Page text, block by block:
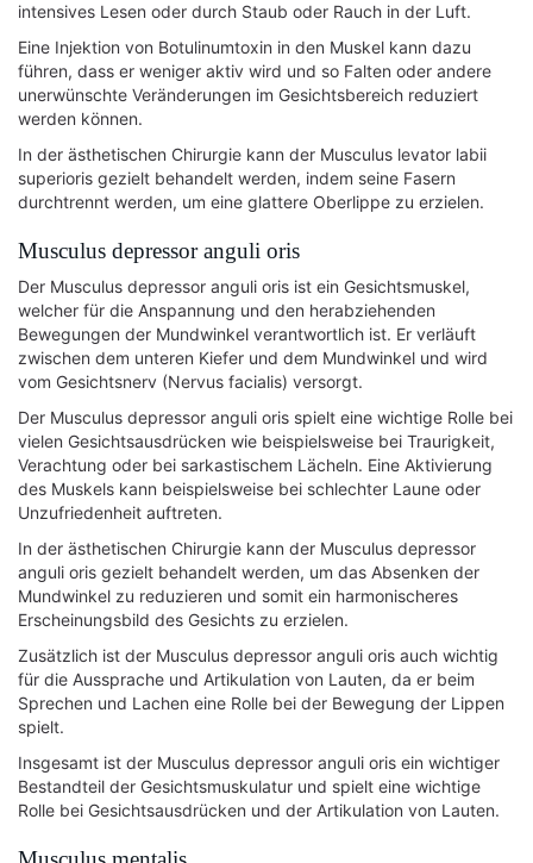
intensives Lesen oder durch Staub oder Rauch in der Luft.
Eine Injektion von Botulinumtoxin in den Muskel kann dazu
führen, dass er weniger aktiv wird und so Falten oder andere
unerwünschte Veränderungen im Gesichtsbereich reduziert
werden können.
In der ästhetischen Chirurgie kann der Musculus levator labii
superioris gezielt behandelt werden, indem seine Fasern
durchtrennt werden, um eine glattere Oberlippe zu erzielen.
Musculus depressor anguli oris
Der Musculus depressor anguli oris ist ein Gesichtsmuskel,
welcher für die Anspannung und den herabziehenden
Bewegungen der Mundwinkel verantwortlich ist. Er verläuft
zwischen dem unteren Kiefer und dem Mundwinkel und wird
vom Gesichtsnerv (Nervus facialis) versorgt.
Der Musculus depressor anguli oris spielt eine wichtige Rolle bei
vielen Gesichtsausdrücken wie beispielsweise bei Traurigkeit,
Verachtung oder bei sarkastischem Lächeln. Eine Aktivierung
des Muskels kann beispielsweise bei schlechter Laune oder
Unzufriedenheit auftreten.
In der ästhetischen Chirurgie kann der Musculus depressor
anguli oris gezielt behandelt werden, um das Absenken der
Mundwinkel zu reduzieren und somit ein harmonischeres
Erscheinungsbild des Gesichts zu erzielen.
Zusätzlich ist der Musculus depressor anguli oris auch wichtig
für die Aussprache und Artikulation von Lauten, da er beim
Sprechen und Lachen eine Rolle bei der Bewegung der Lippen
spielt.
Insgesamt ist der Musculus depressor anguli oris ein wichtiger
Bestandteil der Gesichtsmuskulatur und spielt eine wichtige
Rolle bei Gesichtsausdrücken und der Artikulation von Lauten.